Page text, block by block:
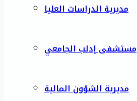
مديرية الدراسات العليا
مستشفى إدلب الجامعي
مديرية الشؤون المالية